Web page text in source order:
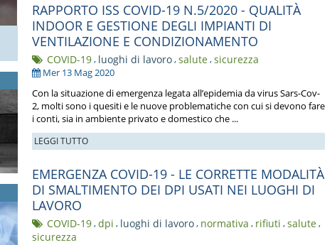
RAPPORTO ISS COVID-19 N.5/2020 - QUALITÀ
INDOOR E GESTIONE DEGLI IMPIANTI DI
VENTILAZIONE E CONDIZIONAMENTO
COVID-19, luoghi di lavoro,salute,sicurezza
Mer 13 Mag 2020
Con la situazione di emergenza legata all’epidemia da virus Sars-Cov-
2, molti sono i quesiti e le nuove problematiche con cui si devono fare
i conti, sia in ambiente privato e domestico che ...
LEGGI TUTTO
EMERGENZA COVID-19 - LE CORRETTE MODALITÀ
DI SMALTIMENTO DEI DPI USATI NEI LUOGHI DI
LAVORO
COVID-19,dpi , luoghi di lavoro, normativa , rifiuti ,salute,
sicurezza